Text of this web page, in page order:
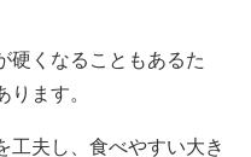
硬くなることもあるた
ます。
工夫し、食べやすい大き